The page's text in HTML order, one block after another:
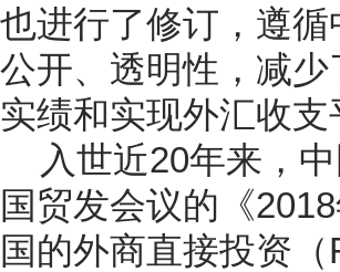
也进行了修订，遵
公开、透明性，减
实绩和实现外汇收
入世近20年来，
国贸发会议的《
国的外商直接投资